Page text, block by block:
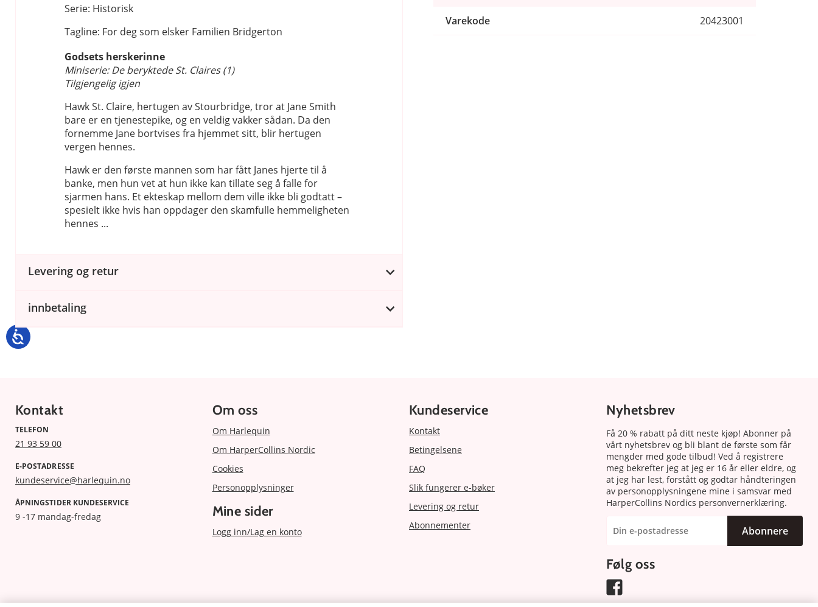
Serie: Historisk
Tagline: For deg som elsker Familien Bridgerton
Godsets herskerinne
Miniserie: De beryktede St. Claires (1)
Tilgjengelig igjen
Hawk St. Claire, hertugen av Stourbridge, tror at Jane Smith
bare er en tjenestepike, og en veldig vakker sådan. Da den
fornemme Jane bortvises fra hjemmet sitt, blir hertugen
vergen hennes.
Hawk er den første mannen som har fått Janes hjerte til å
banke, men hun vet at hun ikke kan tillate seg å falle for
sjarmen hans. Et ekteskap mellom dem ville ikke bli godtatt –
spesielt ikke hvis han oppdager den skamfulle hemmeligheten
hennes ...
Levering og retur
innbetaling
Varekode 20423001
Kontakt
TELEFON
21 93 59 00
E-POSTADRESSE
kundeservice@harlequin.no
ÅPNINGSTIDER KUNDESERVICE
9 -17 mandag-fredag
Om oss
Om Harlequin
Om HarperCollins Nordic
Cookies
Personopplysninger
Mine sider
Logg inn/Lag en konto
Kundeservice
Kontakt
Betingelsene
FAQ
Slik fungerer e-bøker
Levering og retur
Abonnementer
Nyhetsbrev
Få 20 % rabatt på ditt neste kjøp! Abonner på
vårt nyhetsbrev og bli blant de første som får
mengder med gode tilbud! Ved å registrere
meg bekrefter jeg at jeg er 16 år eller eldre, og
at jeg har lest, forstått og godtar håndteringen
av personopplysningene mine i samsvar med
HarperCollins Nordics personvernerklæring.
Abonnere
Følg oss